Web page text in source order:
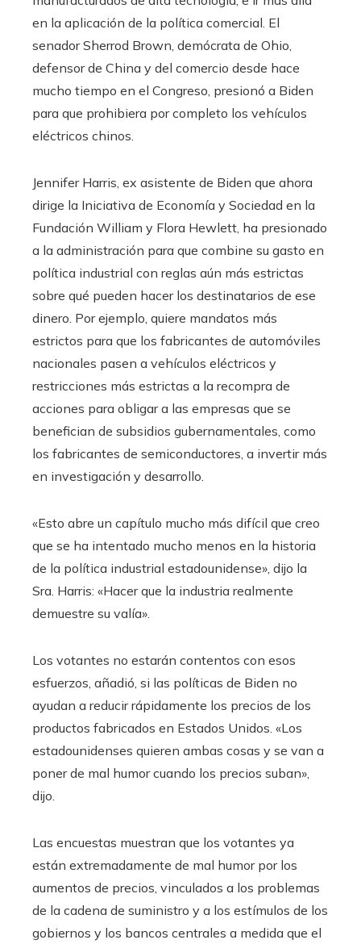
en la aplicación de la política comercial. El
senador Sherrod Brown, demócrata de Ohio,
defensor de China y del comercio desde hace
mucho tiempo en el Congreso, presionó a Biden
para que prohibiera por completo los vehículos
eléctricos chinos.
Jennifer Harris, ex asistente de Biden que ahora
dirige la Iniciativa de Economía y Sociedad en la
Fundación William y Flora Hewlett, ha presionado
a la administración para que combine su gasto en
política industrial con reglas aún más estrictas
sobre qué pueden hacer los destinatarios de ese
dinero. Por ejemplo, quiere mandatos más
estrictos para que los fabricantes de automóviles
nacionales pasen a vehículos eléctricos y
restricciones más estrictas a la recompra de
acciones para obligar a las empresas que se
benefician de subsidios gubernamentales, como
los fabricantes de semiconductores, a invertir más
en investigación y desarrollo.
«Esto abre un capítulo mucho más difícil que creo
que se ha intentado mucho menos en la historia
de la política industrial estadounidense», dijo la
Sra. Harris: «Hacer que la industria realmente
demuestre su valía».
Los votantes no estarán contentos con esos
esfuerzos, añadió, si las políticas de Biden no
ayudan a reducir rápidamente los precios de los
productos fabricados en Estados Unidos. «Los
estadounidenses quieren ambas cosas y se van a
poner de mal humor cuando los precios suban»,
dijo.
Las encuestas muestran que los votantes ya
están extremadamente de mal humor por los
aumentos de precios, vinculados a los problemas
de la cadena de suministro y a los estímulos de los
gobiernos y los bancos centrales a medida que el